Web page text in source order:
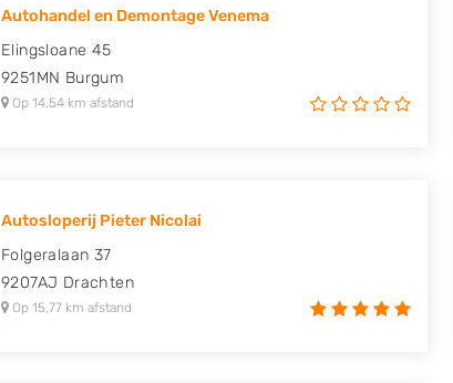
Autohandel en Demontage Venema
Elingsloane 45
9251MN Burgum
Op 14,54 km afstand
Autosloperij Pieter Nicolai
Folgeralaan 37
9207AJ Drachten
Op 15,77 km afstand